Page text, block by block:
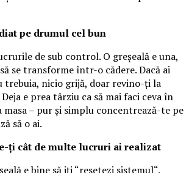
pe drumul cel bun
de sub control. O greșeală e una,
se transforme într-o cădere. Dacă ai
trebuia, nicio grijă, doar revino-ți la
e prea târziu ca să mai faci ceva în
– pur și simplu concentrează-te pe
să o ai.
ți cât de multe lucruri ai realizat
e bine să iți “resetezi sistemul“.